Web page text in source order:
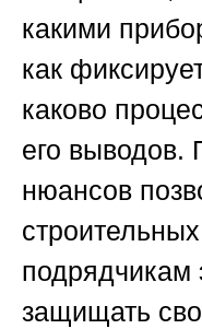
какими
как
каково
его выводов.
нюансов
защищать